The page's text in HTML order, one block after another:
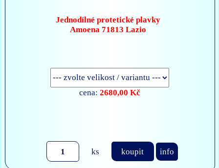
Jednodílné protetické plavky
Amoena 71813 Lazio
cena:2680,00 Kč
ks koupit info